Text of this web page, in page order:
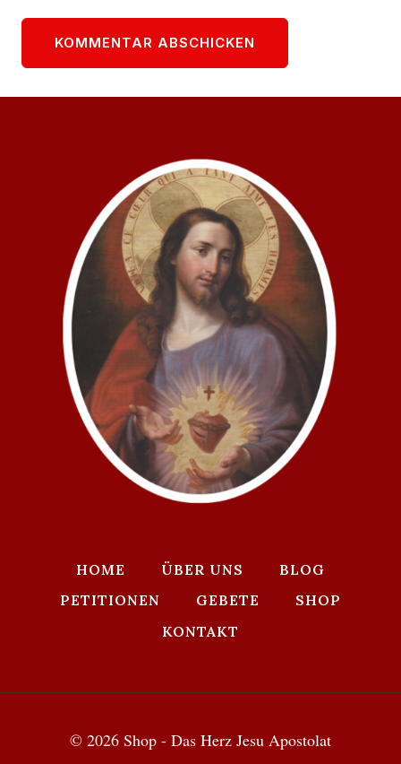
HOME ÜBER UNS
BLOG
PETITIONEN
GEBETE
SHOP
KONTAKT
© 2026 Shop - Das Herz Jesu Apostolat